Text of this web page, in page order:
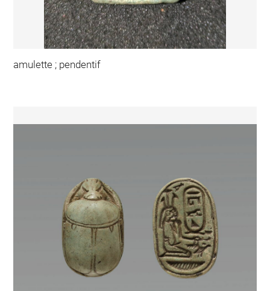
amulette ; pendentif